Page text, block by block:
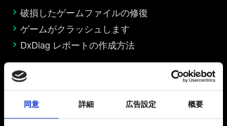
同意 詳細 広告設定 概要
破損したゲームファイルの修復
ゲームがクラッシュします
DxDiag レポートの作成方法
進行
ゲーム内の進行状況